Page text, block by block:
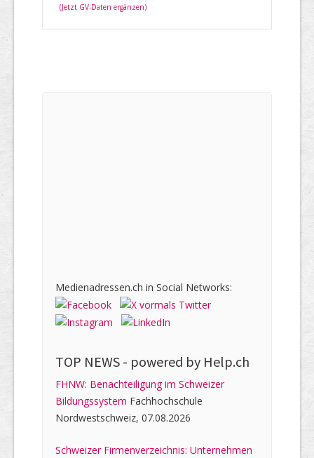
(Jetzt GV-Daten ergänzen)
Medienadressen.ch in Social Networks:
TOP NEWS - powered by Help.ch
FHNW: Benachteiligung im Schweizer
Bildungssystem Fachhochschule
Nordwestschweiz, 07.08.2026
Schweizer Firmenverzeichnis: Unternehmen